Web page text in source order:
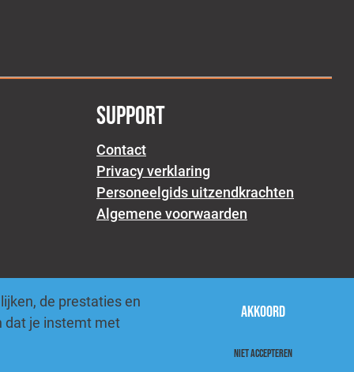
SUPPORT
Contact
Privacy verklaring
Personeelgids uitzendkrachten
Algemene voorwaarden
de prestaties en
dat je instemt met
Akkoord
Niet accepteren